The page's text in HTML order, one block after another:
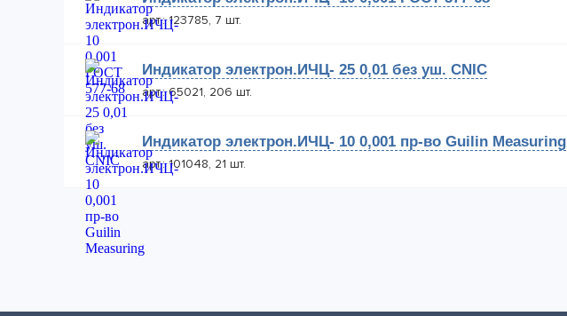
арт.: 123785, 7 шт.
Индикатор электрон.ИЧЦ- 25 0,01 без уш. CNIC
арт.: 65021, 206 шт.
Индикатор электрон.ИЧЦ- 10 0,001 пр-во Guilin Measuring
арт.: 101048, 21 шт.